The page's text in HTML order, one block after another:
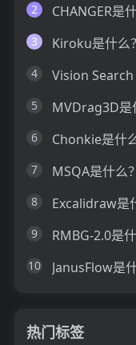
2
3
4
5
6
7
8
9
10
热门标签